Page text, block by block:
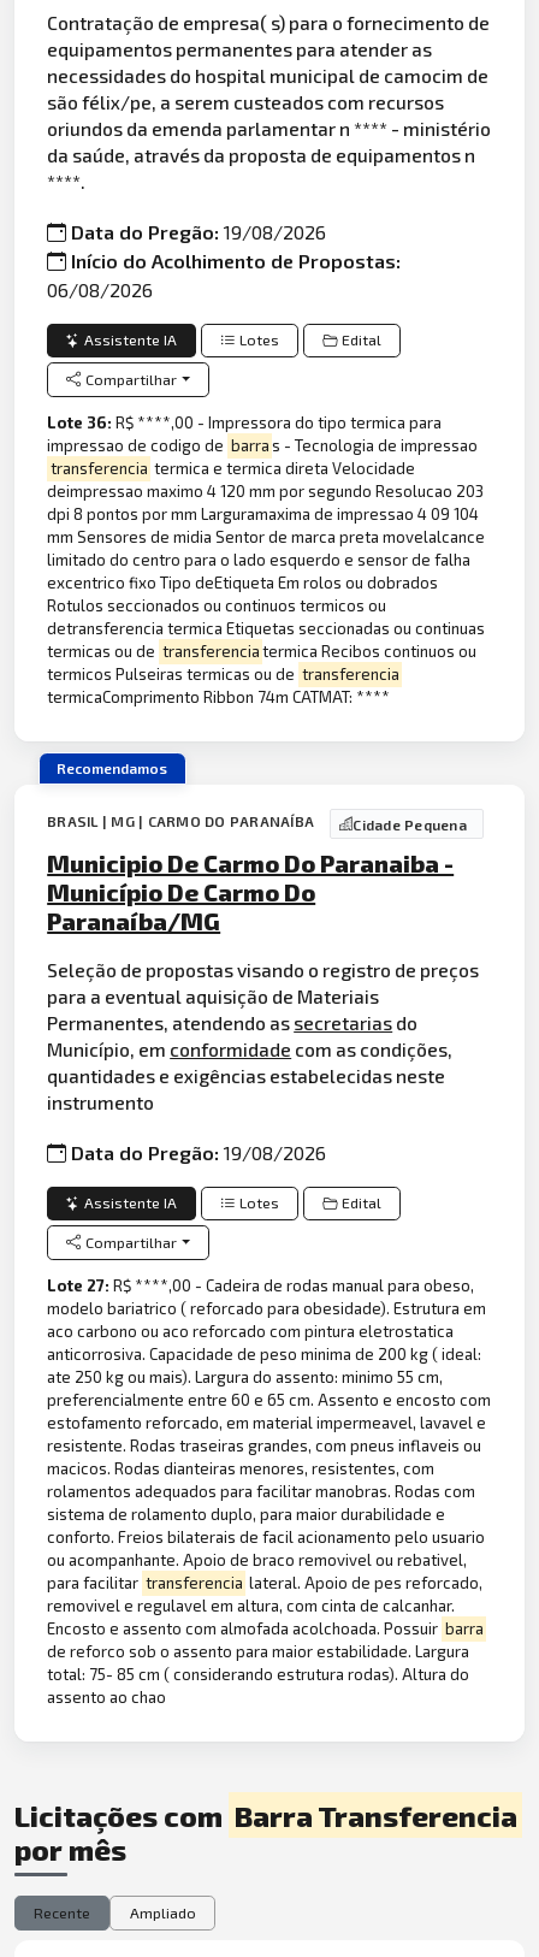
Contratação de empresa( s) para o fornecimento de
equipamentos permanentes para atender as
necessidades do hospital municipal de camocim de
são félix/pe, a serem custeados com recursos
oriundos da emenda parlamentar n **** - ministério
da saúde, através da proposta de equipamentos n
****.
Data do Pregão:19/08/2026
Início do Acolhimento de Propostas:
06/08/2026
Assistente IA Lotes Edital
Compartilhar
Lote 36:R$ ****,00 - Impressora do tipo termica para
impressao de codigo de barras - Tecnologia de impressao
transferencia termica e termica direta Velocidade
deimpressao maximo 4 120 mm por segundo Resolucao 203
dpi 8 pontos por mm Larguramaxima de impressao 4 09 104
mm Sensores de midia Sentor de marca preta movelalcance
limitado do centro para o lado esquerdo e sensor de falha
excentrico fixo Tipo deEtiqueta Em rolos ou dobrados
Rotulos seccionados ou continuos termicos ou
detransferencia termica Etiquetas seccionadas ou continuas
termicas ou de transferenciatermica Recibos continuos ou
termicos Pulseiras termicas ou de transferencia
termicaComprimento Ribbon 74m CATMAT: ****
Recomendamos
BRASIL | MG | CARMO DO PARANAÍBA Cidade Pequena
Municipio De Carmo Do Paranaiba -
Município De Carmo Do
Paranaíba/MG
Seleção de propostas visando o registro de preços
para a eventual aquisição de Materiais
Permanentes, atendendo as secretarias do
Município, em conformidade com as condições,
quantidades e exigências estabelecidas neste
instrumento
Data do Pregão:19/08/2026
Assistente IA Lotes Edital
Compartilhar
Lote 27:R$ ****,00 - Cadeira de rodas manual para obeso,
modelo bariatrico ( reforcado para obesidade). Estrutura em
aco carbono ou aco reforcado com pintura eletrostatica
anticorrosiva. Capacidade de peso minima de 200 kg ( ideal:
ate 250 kg ou mais). Largura do assento: minimo 55 cm,
preferencialmente entre 60 e 65 cm. Assento e encosto com
estofamento reforcado, em material impermeavel, lavavel e
resistente. Rodas traseiras grandes, com pneus inflaveis ou
macicos. Rodas dianteiras menores, resistentes, com
rolamentos adequados para facilitar manobras. Rodas com
sistema de rolamento duplo, para maior durabilidade e
conforto. Freios bilaterais de facil acionamento pelo usuario
ou acompanhante. Apoio de braco removivel ou rebativel,
para facilitar transferencia lateral. Apoio de pes reforcado,
removivel e regulavel em altura, com cinta de calcanhar.
Encosto e assento com almofada acolchoada. Possuir barra
de reforco sob o assento para maior estabilidade. Largura
total: 75- 85 cm ( considerando estrutura rodas). Altura do
assento ao chao
Licitações com Barra Transferencia
por mês
Recente Ampliado